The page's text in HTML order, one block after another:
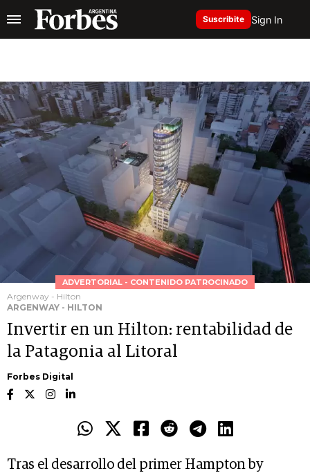
Suscribite Sign In
ADVERTORIAL - CONTENIDO PATROCINADO
Argenway - Hilton
ARGENWAY - HILTON
Invertir en un Hilton: rentabilidad de
la Patagonia al Litoral
Forbes Digital
Tras el desarrollo del primer Hampton by